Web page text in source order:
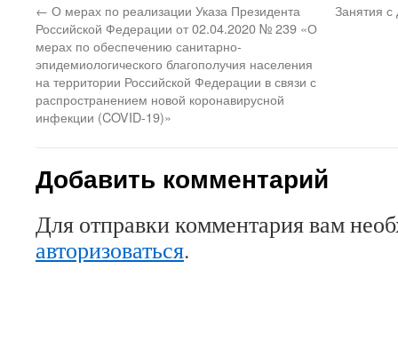
← О мерах по реализации Указа Президента
Российской Федерации от 02.04.2020 № 239 «О
мерах по обеспечению санитарно-
эпидемиологического благополучия населения
на территории Российской Федерации в связи с
распространением новой коронавирусной
инфекции (COVID-19)»
Занятия
Добавить комментарий
Для отправки комментария вам
авторизоваться.